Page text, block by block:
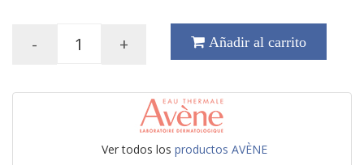
- + Añadir al carrito
Ver todos los productos AVÈNE